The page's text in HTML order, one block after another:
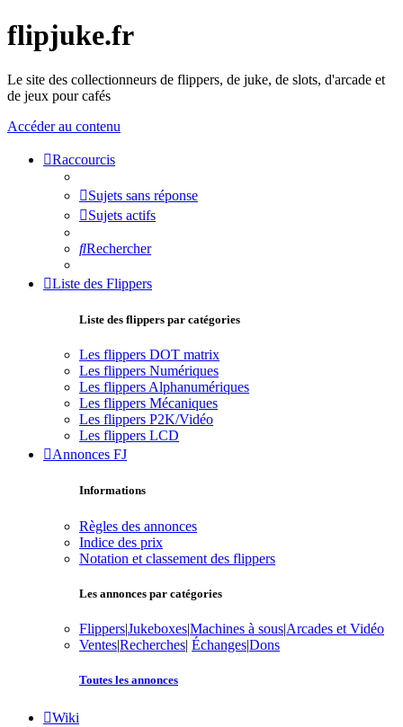
flipjuke.fr
Le site des collectionneurs de flippers, de juke, de slots, d'arcade et
de jeux pour cafés
Accéder au contenu
Raccourcis
Sujets sans réponse
Sujets actifs
Rechercher
Liste des Flippers
Liste des flippers par catégories
Les flippers DOT matrix
Les flippers Numériques
Les flippers Alphanumériques
Les flippers Mécaniques
Les flippers P2K/Vidéo
Les flippers LCD
Annonces FJ
Informations
Règles des annonces
Indice des prix
Notation et classement des flippers
Les annonces par catégories
Flippers|Jukeboxes|Machines à sous|Arcades et Vidéo
Ventes|Recherches| Échanges|Dons
Toutes les annonces
Wiki